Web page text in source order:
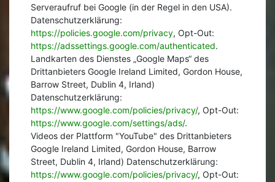
Serveraufruf bei Google (in der Regel in den USA).
Datenschutzerklärung:
https://policies.google.com/privacy, Opt-Out:
https://adssettings.google.com/authenticated.
Landkarten des Dienstes „Google Maps“ des
Drittanbieters Google Ireland Limited, Gordon House,
Barrow Street, Dublin 4, Irland)
Datenschutzerklärung:
https://www.google.com/policies/privacy/, Opt-Out:
https://www.google.com/settings/ads/.
Videos der Plattform "YouTube" des Drittanbieters
Google Ireland Limited, Gordon House, Barrow
Street, Dublin 4, Irland) Datenschutzerklärung:
https://www.google.com/policies/privacy/, Opt-Out: